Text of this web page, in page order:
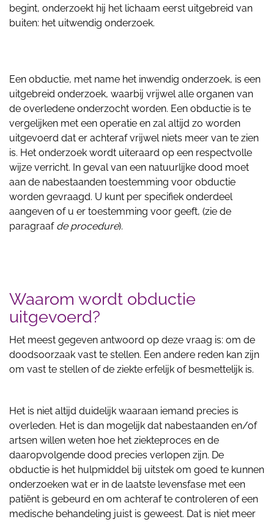
begint, onderzoekt hij het lichaam eerst uitgebreid van
buiten: het uitwendig onderzoek.
Een obductie, met name het inwendig onderzoek, is een
uitgebreid onderzoek, waarbij vrijwel alle organen van
de overledene onderzocht worden. Een obductie is te
vergelijken met een operatie en zal altijd zo worden
uitgevoerd dat er achteraf vrijwel niets meer van te zien
is. Het onderzoek wordt uiteraard op een respectvolle
wijze verricht. In geval van een natuurlijke dood moet
aan de nabestaanden toestemming voor obductie
worden gevraagd. U kunt per specifiek onderdeel
aangeven of u er toestemming voor geeft, (zie de
paragraaf de procedure).
Waarom wordt obductie
uitgevoerd?
Het meest gegeven antwoord op deze vraag is: om de
doodsoorzaak vast te stellen. Een andere reden kan zijn
om vast te stellen of de ziekte erfelijk of besmettelijk is.
Het is niet altijd duidelijk waaraan iemand precies is
overleden. Het is dan mogelijk dat nabestaanden en/of
artsen willen weten hoe het ziekteproces en de
daaropvolgende dood precies verlopen zijn. De
obductie is het hulpmiddel bij uitstek om goed te kunnen
onderzoeken wat er in de laatste levensfase met een
patiënt is gebeurd en om achteraf te controleren of een
medische behandeling juist is geweest. Dat is niet meer